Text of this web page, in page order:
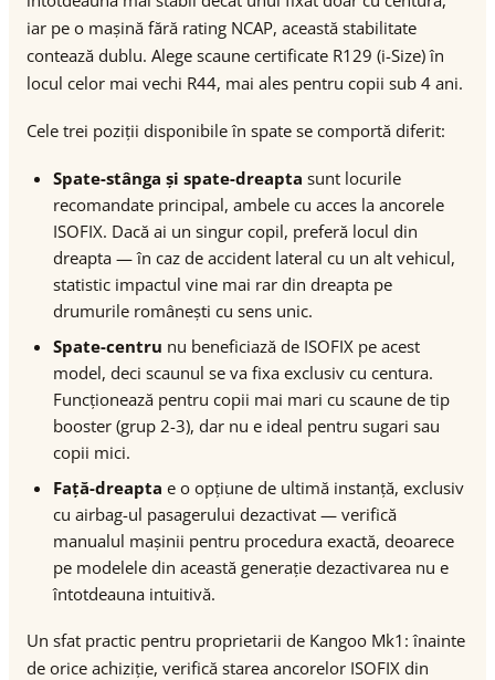
iar pe o mașină fără rating NCAP, această stabilitate
contează dublu. Alege scaune certificate R129 (i-Size) în
locul celor mai vechi R44, mai ales pentru copii sub 4 ani.
Cele trei poziții disponibile în spate se comportă diferit:
Spate-stânga și spate-dreapta sunt locurile
recomandate principal, ambele cu acces la ancorele
ISOFIX. Dacă ai un singur copil, preferă locul din
dreapta — în caz de accident lateral cu un alt vehicul,
statistic impactul vine mai rar din dreapta pe
drumurile românești cu sens unic.
Spate-centru nu beneficiază de ISOFIX pe acest
model, deci scaunul se va fixa exclusiv cu centura.
Funcționează pentru copii mai mari cu scaune de tip
booster (grup 2-3), dar nu e ideal pentru sugari sau
copii mici.
Față-dreapta e o opțiune de ultimă instanță, exclusiv
cu airbag-ul pasagerului dezactivat — verifică
manualul mașinii pentru procedura exactă, deoarece
pe modelele din această generație dezactivarea nu e
întotdeauna intuitivă.
Un sfat practic pentru proprietarii de Kangoo Mk1: înainte
de orice achiziție, verifică starea ancorelor ISOFIX din